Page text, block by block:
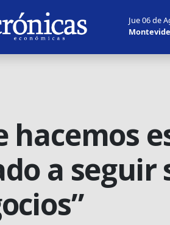
Jue 06 de
hacemos
a seguir